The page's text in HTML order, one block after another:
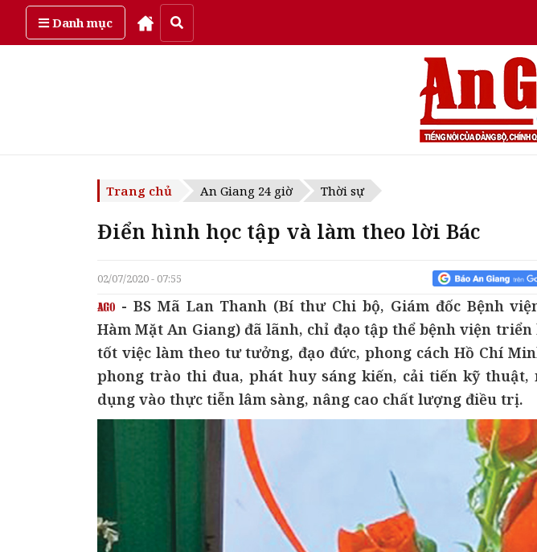
Danh mụcThứ bảy, ngày 8/08/2026
Trang chủ An Giang 24 giờ Thời sự
Điển hình học tập và làm theo lời Bác
02/07/2020 - 07:55
- BS Mã Lan Thanh (Bí thư Chi bộ, Giám đốc Bệnh
Hàm Mặt An Giang) đã lãnh, chỉ đạo tập thể bệnh viện
tốt việc làm theo tư tưởng, đạo đức, phong cách Hồ Chí
phong trào thi đua, phát huy sáng kiến, cải tiến kỹ thuật,
dụng vào thực tiễn lâm sàng, nâng cao chất lượng điều trị.